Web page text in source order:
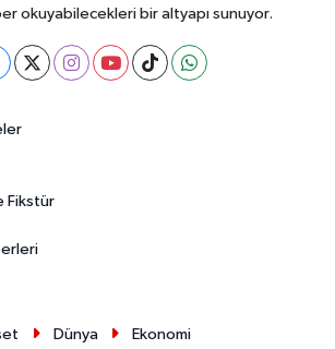
okuyabilecekleri bir altyapı sunuyor.
Fikstür
Dünya
Ekonomi